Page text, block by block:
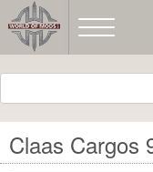
Claas Cargos